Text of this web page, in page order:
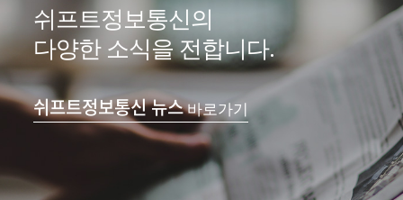
쉬프트정보통신의
다양한 소식을 전합니다.
쉬프트정보통신 뉴스바로가기